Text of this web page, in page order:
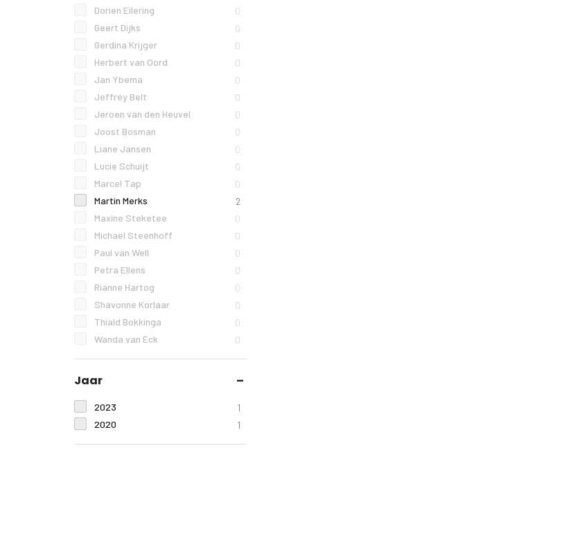
Dorien Eilering 0
Geert Dijks 0
Gerdina Krijger 0
Herbert van Oord 0
Jan Ybema 0
Jeffrey Belt 0
Jeroen van den Heuvel 0
Joost Bosman 0
Liane Jansen 0
Lucie Schuijt 0
Marcel Tap 0
Martin Merks 2
Maxine Steketee 0
Michaël Steenhoff 0
Paul van Well 0
Petra Ellens 0
Rianne Hartog 0
Shavonne Korlaar 0
Thiald Bokkinga 0
Wanda van Eck 0
Jaar
2023 1
2020 1